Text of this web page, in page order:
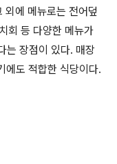
외에 메뉴로는 전어덮
회 등 다양한 메뉴가
는 장점이 있다. 매장
에도 적합한 식당이다.